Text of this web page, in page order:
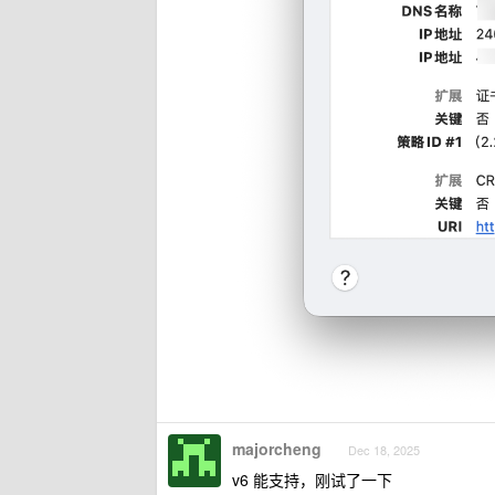
majorcheng Dec 18, 2025
v6 能支持，刚试了一下